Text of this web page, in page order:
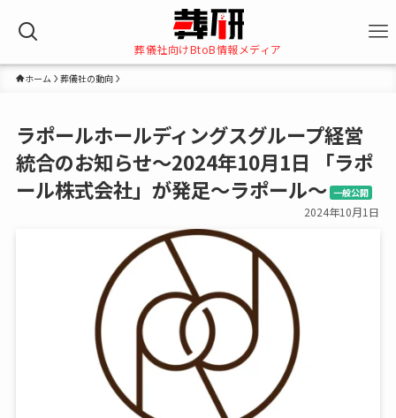
葬儀社向けBtoB情報メディア
ホーム 葬儀社の動向
ラポールホールディングスグループ経営
統合のお知らせ～2024年10月1日 「ラポ
ール株式会社」が発足～ラポール～ 一般公開
2024年10月1日